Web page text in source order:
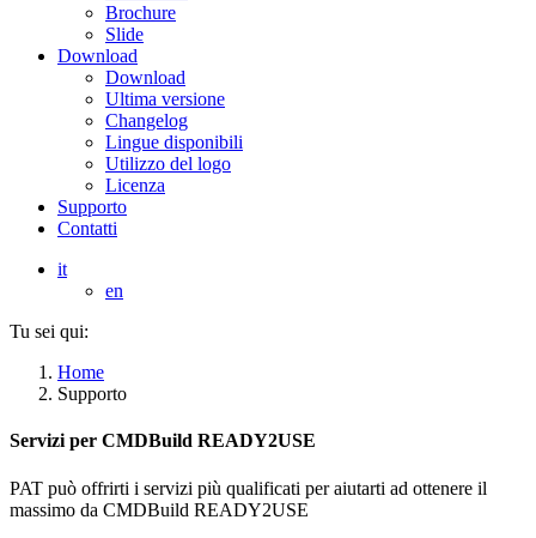
Brochure
Slide
Download
Download
Ultima versione
Changelog
Lingue disponibili
Utilizzo del logo
Licenza
Supporto
Contatti
it
en
Tu sei qui:
Home
Supporto
Servizi per CMDBuild READY2USE
PAT può offrirti i servizi più qualificati per aiutarti ad ottenere il
massimo da CMDBuild READY2USE